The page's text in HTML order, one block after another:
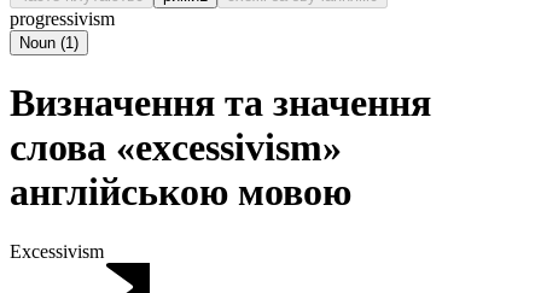
progressivism
Noun (1)
Визначення та значення
слова «excessivism»
англійською мовою
Excessivism